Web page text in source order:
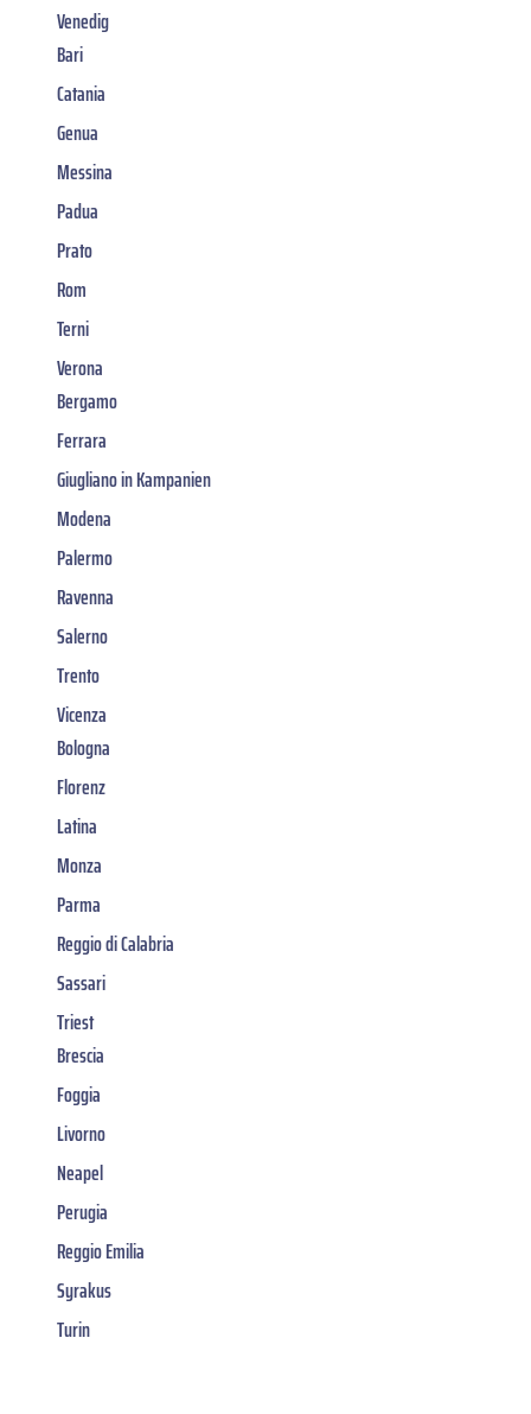
Venedig
Bari
Catania
Genua
Messina
Padua
Prato
Rom
Terni
Verona
Bergamo
Ferrara
Giugliano in Kampanien
Modena
Palermo
Ravenna
Salerno
Trento
Vicenza
Bologna
Florenz
Latina
Monza
Parma
Reggio di Calabria
Sassari
Triest
Brescia
Foggia
Livorno
Neapel
Perugia
Reggio Emilia
Syrakus
Turin